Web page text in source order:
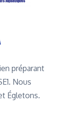
préparant
Nous
Égletons.